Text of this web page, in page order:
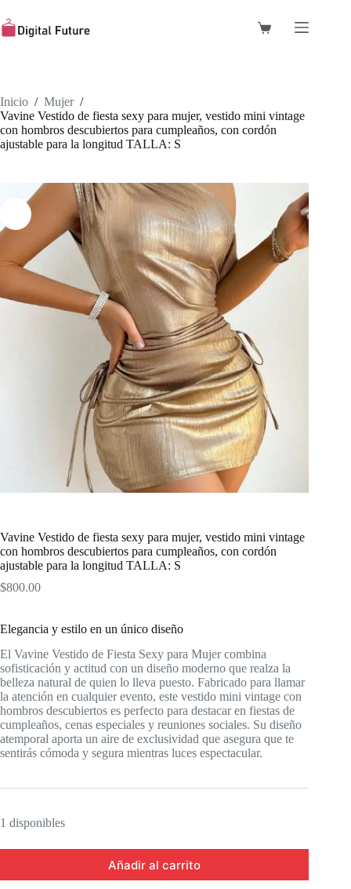
al
contenido
Carro
Inicio / Mujer /
Vavine Vestido de fiesta sexy para mujer, vestido mini vintage
con hombros descubiertos para cumpleaños, con cordón
ajustable para la longitud TALLA: S
Vavine Vestido de fiesta sexy para mujer, vestido mini vintage
con hombros descubiertos para cumpleaños, con cordón
ajustable para la longitud TALLA: S
$800.00
Elegancia y estilo en un único diseño
El Vavine Vestido de Fiesta Sexy para Mujer combina
sofisticación y actitud con un diseño moderno que realza la
belleza natural de quien lo lleva puesto. Fabricado para llamar
la atención en cualquier evento, este vestido mini vintage con
hombros descubiertos es perfecto para destacar en fiestas de
cumpleaños, cenas especiales y reuniones sociales. Su diseño
atemporal aporta un aire de exclusividad que asegura que te
sentirás cómoda y segura mientras luces espectacular.
1 disponibles
Añadir al carrito